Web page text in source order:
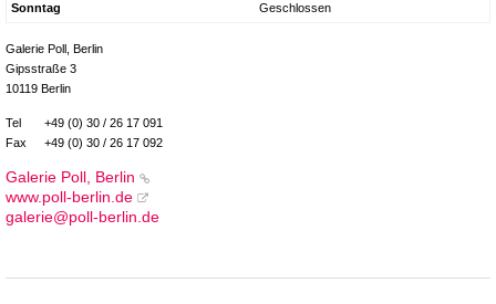
Sonntag Geschlossen
Galerie Poll, Berlin
Gipsstraße 3
10119 Berlin
Tel
+49 (0) 30 / 26 17 091
Fax
+49 (0) 30 / 26 17 092
Galerie Poll, Berlin
www.poll-berlin.de
galerie@poll-berlin.de